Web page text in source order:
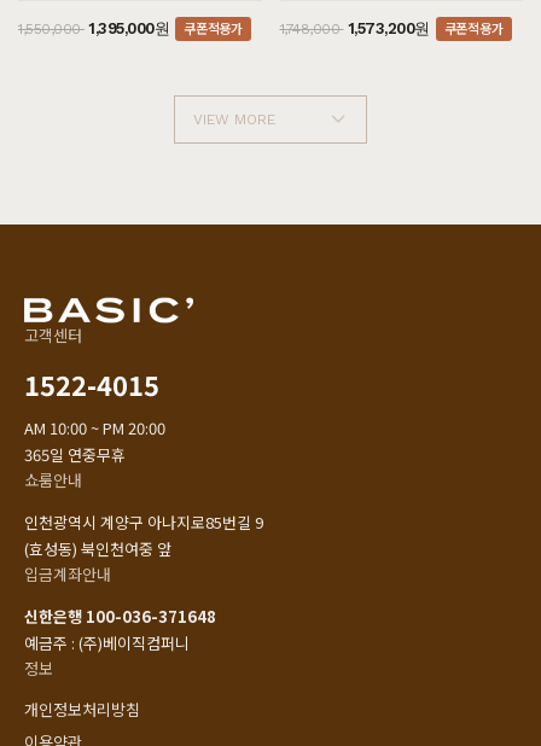
1,550,000 1,395,000원 쿠폰적용가 1,748,000 1,573,200원 쿠폰적용가
VIEW MORE
고객센터
1522-4015
AM 10:00 ~ PM 20:00
365일 연중무휴
쇼룸안내
인천광역시 계양구 아나지로85번길 9
(효성동) 북인천여중 앞
입금계좌안내
신한은행 100-036-371648
예금주 : (주)베이직컴퍼니
정보
개인정보처리방침